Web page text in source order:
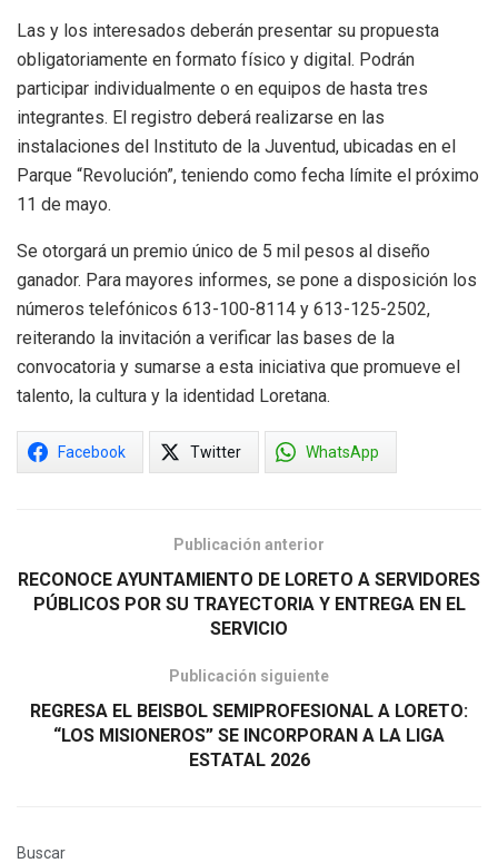
Las y los interesados deberán presentar su propuesta
obligatoriamente en formato físico y digital. Podrán
participar individualmente o en equipos de hasta tres
integrantes. El registro deberá realizarse en las
instalaciones del Instituto de la Juventud, ubicadas en el
Parque “Revolución”, teniendo como fecha límite el próximo
11 de mayo.
Se otorgará un premio único de 5 mil pesos al diseño
ganador. Para mayores informes, se pone a disposición los
números telefónicos 613-100-8114 y 613-125-2502,
reiterando la invitación a verificar las bases de la
convocatoria y sumarse a esta iniciativa que promueve el
talento, la cultura y la identidad Loretana.
Facebook Twitter WhatsApp
Publicación anterior
RECONOCE AYUNTAMIENTO DE LORETO A SERVIDORES
PÚBLICOS POR SU TRAYECTORIA Y ENTREGA EN EL
SERVICIO
Publicación siguiente
REGRESA EL BEISBOL SEMIPROFESIONAL A LORETO:
“LOS MISIONEROS” SE INCORPORAN A LA LIGA
ESTATAL 2026
Buscar